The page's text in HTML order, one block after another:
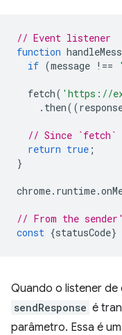
// Event listener
function
if (message !==
fetch( 'https://
. then((
// Since `fetch`
return true ;
}
chrome. runtime.
// From the
const {statusCode}
Quando o listener de
sendResponse é
parâmetro. Essa é